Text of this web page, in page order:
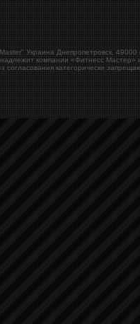
Украина Днепропетровск 49000
компании «Фитнесс Мастер»
категорически